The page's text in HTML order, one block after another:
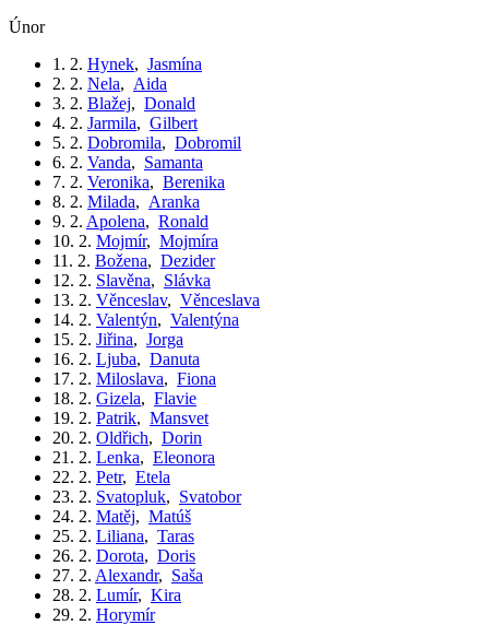
únor
1. 2. Hynek, Jasmína
2. 2. Nela, Aida
3. 2. Blažej, Donald
4. 2. Jarmila, Gilbert
5. 2. Dobromila, Dobromil
6. 2. Vanda, Samanta
7. 2. Veronika, Berenika
8. 2. Milada, Aranka
9. 2. Apolena, Ronald
10. 2. Mojmír, Mojmíra
11. 2. Božena, Dezider
12. 2. Slavěna, Slávka
13. 2. Věnceslav, Věnceslava
14. 2. Valentýn, Valentýna
15. 2. Jiřina, Jorga
16. 2. Ljuba, Danuta
17. 2. Miloslava, Fiona
18. 2. Gizela, Flavie
19. 2. Patrik, Mansvet
20. 2. Oldřich, Dorin
21. 2. Lenka, Eleonora
22. 2. Petr, Etela
23. 2. Svatopluk, Svatobor
24. 2. Matěj, Matúš
25. 2. Liliana, Taras
26. 2. Dorota, Doris
27. 2. Alexandr, Saša
28. 2. Lumír, Kira
29. 2. Horymír